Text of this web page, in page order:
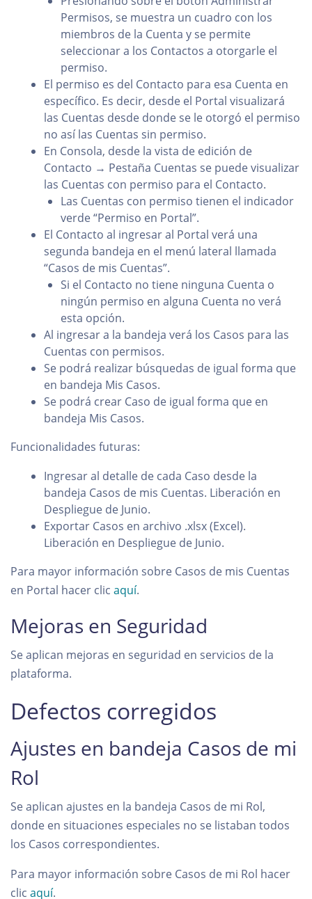
Permisos, se muestra un cuadro con los
miembros de la Cuenta y se permite
seleccionar a los Contactos a otorgarle el
permiso.
El permiso es del Contacto para esa Cuenta en
específico. Es decir, desde el Portal visualizará
las Cuentas desde donde se le otorgó el permiso
no así las Cuentas sin permiso.
En Consola, desde la vista de edición de
Contacto → Pestaña Cuentas se puede visualizar
las Cuentas con permiso para el Contacto.
Las Cuentas con permiso tienen el indicador
verde “Permiso en Portal”.
El Contacto al ingresar al Portal verá una
segunda bandeja en el menú lateral llamada
“Casos de mis Cuentas”.
Si el Contacto no tiene ninguna Cuenta o
ningún permiso en alguna Cuenta no verá
esta opción.
Al ingresar a la bandeja verá los Casos para las
Cuentas con permisos.
Se podrá realizar búsquedas de igual forma que
en bandeja Mis Casos.
Se podrá crear Caso de igual forma que en
bandeja Mis Casos.
Funcionalidades futuras:
Ingresar al detalle de cada Caso desde la
bandeja Casos de mis Cuentas. Liberación en
Despliegue de Junio.
Exportar Casos en archivo .xlsx (Excel).
Liberación en Despliegue de Junio.
Para mayor información sobre Casos de mis Cuentas
en Portal hacer clic aquí.
Mejoras en Seguridad
Se aplican mejoras en seguridad en servicios de la
plataforma.
Defectos corregidos
Ajustes en bandeja Casos de mi
Rol
Se aplican ajustes en la bandeja Casos de mi Rol,
donde en situaciones especiales no se listaban todos
los Casos correspondientes.
Para mayor información sobre Casos de mi Rol hacer
clic aquí.